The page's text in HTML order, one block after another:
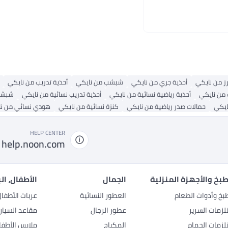
من نايكي أحذية جري من نايكي شبشب من نايكي
أحذية تدريب من نايكي
نايكي
أحذية رياضية نسائية من نايكي أحذية تدريب نسائية من نايكي
حمالات صدر رياضية من نايكي كنزة نسائية من نايكي هودي نسائي من
HELP CENTER
help.noon.com
والأجهزة المنزلية
وأدوات الطعام
السرير
الحمام
الجمال
العطور النسائية
عطور الرجال
المكياج
الأطفال،
عربات
مقاعد
ملابس